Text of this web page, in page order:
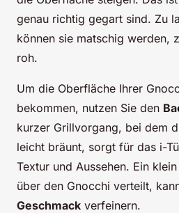
genau richtig gegart sind. Zu
können sie matschig werden,
roh.
Um die Oberfläche Ihrer
bekommen, nutzen Sie den
kurzer Grillvorgang, bei dem
leicht bräunt, sorgt für das i-
Textur und Aussehen. Ein
über den Gnocchi verteilt,
Geschmack verfeinern.